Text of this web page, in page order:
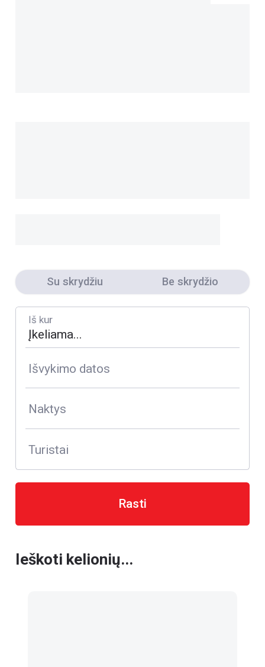
Su skrydžiu Be skrydžio
Iš kur
Išvykimo datos
Naktys
Turistai
Rasti
Ieškoti kelionių...